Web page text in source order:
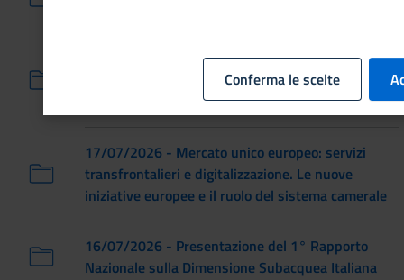
22/07/2026 - Tappa a Roma dell'evento «Da
Fermi al Futuro: Dialoghi sull'energia nucleare
17/07/2026 - Mercato unico europeo: servizi
transfrontalieri e digitalizzazione. Le nuove
iniziative europee e il ruolo del sistema camerale
16/07/2026 - Presentazione del 1° Rapporto
Nazionale sulla Dimensione Subacquea Italiana
Conferma le scelte